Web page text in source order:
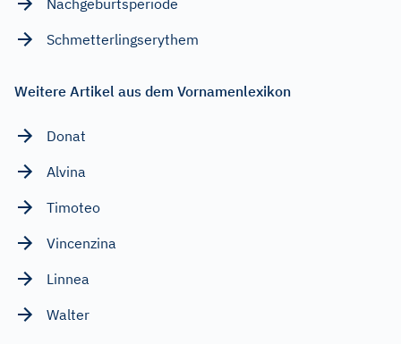
Nachgeburtsperiode
Schmetterlingserythem
Weitere Artikel aus dem Vornamenlexikon
Donat
Alvina
Timoteo
Vincenzina
Linnea
Walter